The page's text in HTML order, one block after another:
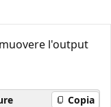
l'output
Copia